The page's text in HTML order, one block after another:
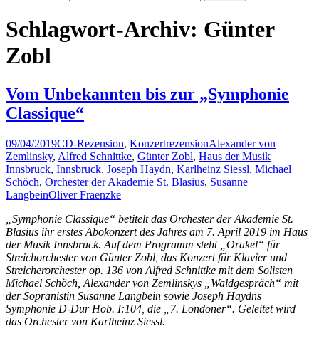
Schlagwort-Archiv: Günter
Zobl
Vom Unbekannten bis zur „Symphonie
Classique“
09/04/2019CD-Rezension, KonzertrezensionAlexander von
Zemlinsky, Alfred Schnittke, Günter Zobl, Haus der Musik
Innsbruck, Innsbruck, Joseph Haydn, Karlheinz Siessl, Michael
Schöch, Orchester der Akademie St. Blasius, Susanne
LangbeinOliver Fraenzke
„Symphonie Classique“ betitelt das Orchester der Akademie St.
Blasius ihr erstes Abokonzert des Jahres am 7. April 2019 im Haus
der Musik Innsbruck. Auf dem Programm steht „Orakel“ für
Streichorchester von Günter Zobl, das Konzert für Klavier und
Streicherorchester op. 136 von Alfred Schnittke mit dem Solisten
Michael Schöch, Alexander von Zemlinskys „Waldgespräch“ mit
der Sopranistin Susanne Langbein sowie Joseph Haydns
Symphonie D-Dur Hob. I:104, die „7. Londoner“. Geleitet wird
das Orchester von Karlheinz Siessl.